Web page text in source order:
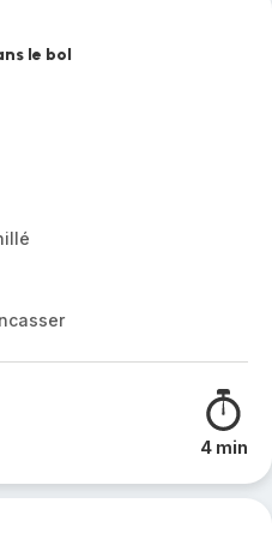
le bol
4 min